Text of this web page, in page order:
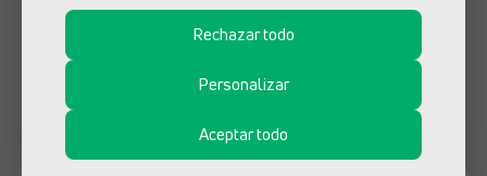
Rechazar todo
Personalizar
Aceptar todo
¿Qué está pasando en las misiones
dominicas?